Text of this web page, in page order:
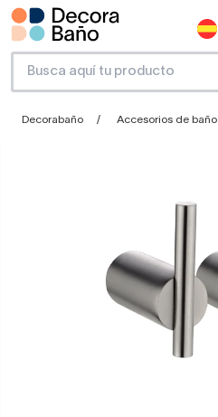
Decorabaño Accesorios de baño